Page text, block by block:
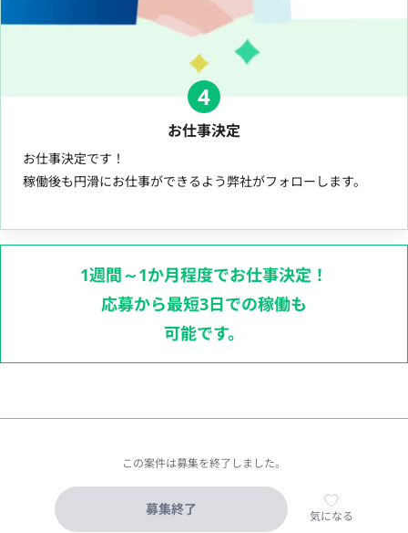
4
お仕事決定
お仕事決定です！
稼働後も円滑にお仕事ができるよう弊社がフォローします。
1週間～1か月程度でお仕事決定！
応募から最短3日での稼働も
可能です。
この案件は募集を終了しました。
募集終了 気になる